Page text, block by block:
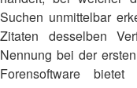
Suchen unmittelbar
Zitaten desselben
Nennung bei der
Forensoftware